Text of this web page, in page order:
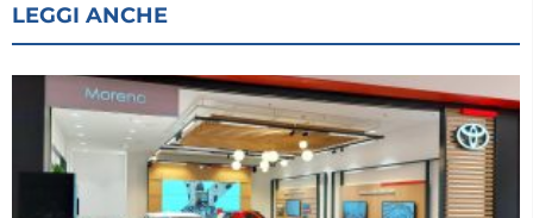
LEGGI ANCHE